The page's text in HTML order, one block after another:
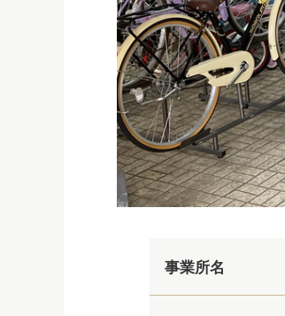
事業所名